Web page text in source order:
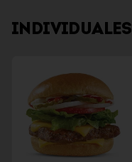
INDIVIDUALES